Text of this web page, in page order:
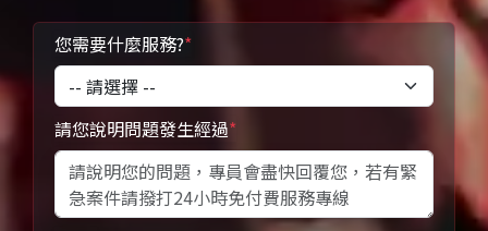
您需要什麼服務?*
請您說明問題發生經過*